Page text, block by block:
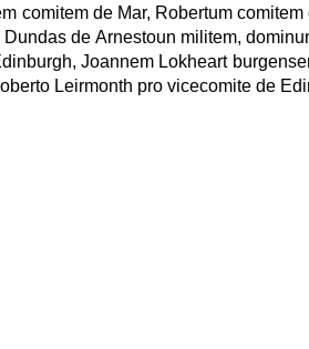
comitem de Mar, Robertum
de Arnestoun militem,
Joannem Lokheart
Leirmonth pro vicecomite de